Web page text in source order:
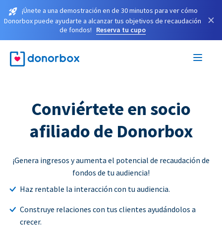
¡Únete a una demostración en de 30 minutos para ver cómo
Donorbox puede ayudarte a alcanzar tus objetivos de recaudación
de fondos!
Reserva tu cupo
×
Conviértete en socio
afiliado de Donorbox
¡Genera ingresos y aumenta el potencial de recaudación de
fondos de tu audiencia!
Haz rentable la interacción con tu audiencia.
Construye relaciones con tus clientes ayudándolos a
crecer.